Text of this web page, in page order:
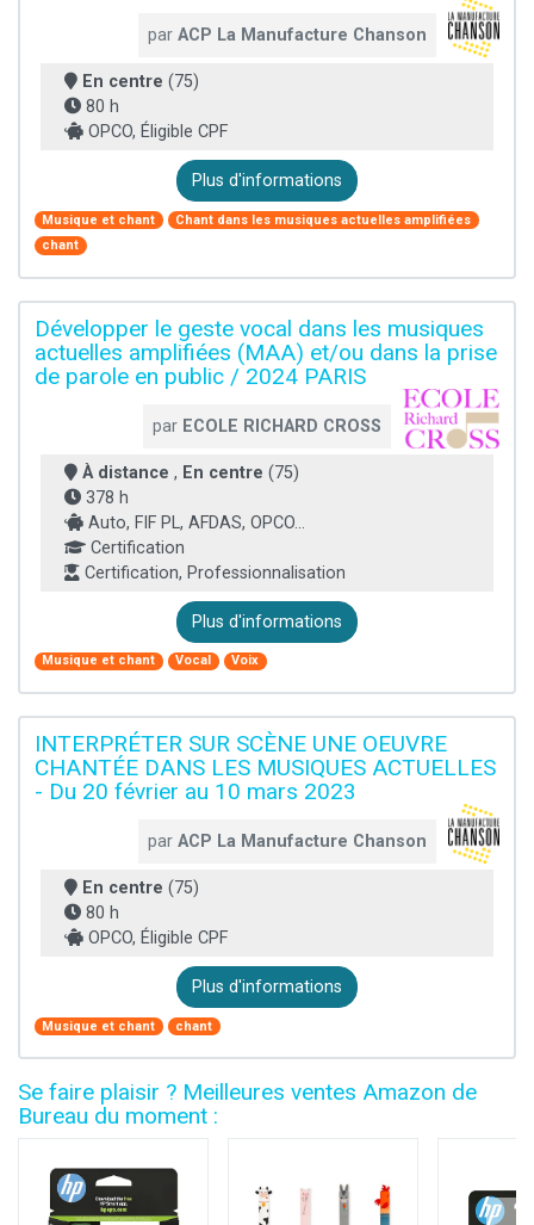
parACP La Manufacture Chanson
En centre (75)
80 h
OPCO, Éligible CPF
Plus d'informations
Musique et chant
Chant dans les musiques actuelles amplifiées
chant
Développer le geste vocal dans les musiques
actuelles amplifiées (MAA) et/ou dans la prise
de parole en public / 2024 PARIS
par ECOLE RICHARD CROSS
À distance , En centre (75)
378 h
Auto, FIF PL, AFDAS, OPCO...
Certification
Certification, Professionnalisation
Plus d'informations
Musique et chant Vocal Voix
INTERPRÉTER SUR SCÈNE UNE OEUVRE
CHANTÉE DANS LES MUSIQUES ACTUELLES
- Du 20 février au 10 mars 2023
parACP La Manufacture Chanson
En centre (75)
80 h
OPCO, Éligible CPF
Plus d'informations
Musique et chant chant
Se faire plaisir ? Meilleures ventes Amazon de
Bureau du moment :